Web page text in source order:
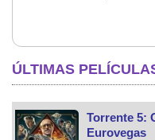
ÚLTIMAS
Torrente 5:
Eurovegas